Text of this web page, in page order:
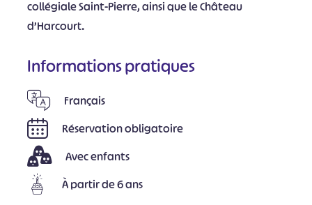
collégiale Saint-Pierre, ainsi que le Château
d’Harcourt.
Informations pratiques
Français
Réservation obligatoire
Avec enfants
À partir de 6 ans